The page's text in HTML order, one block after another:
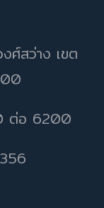
ศ์สว่าง เขต
ต่อ 6200